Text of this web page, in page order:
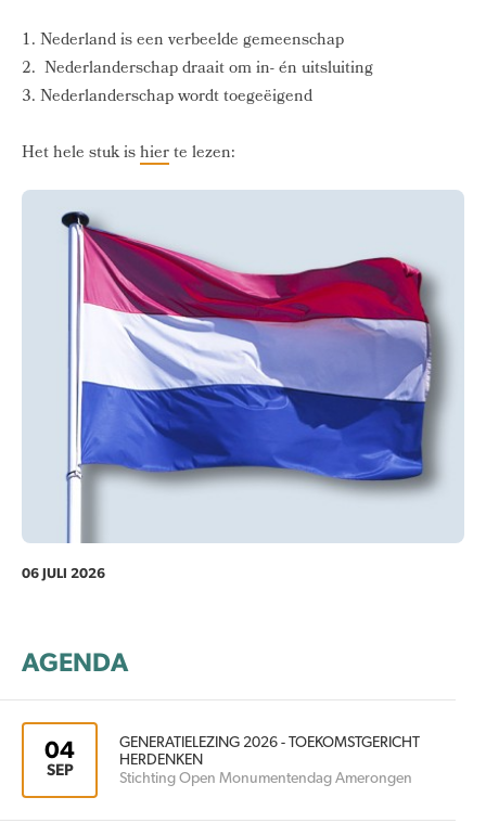
1. Nederland is een verbeelde gemeenschap
2. Nederlanderschap draait om in- én uitsluiting
3. Nederlanderschap wordt toegeëigend
Het hele stuk ishierte lezen:
06 JULI 2026
AGENDA
04
SEP
GENERATIELEZING 2026 - TOEKOMSTGERICHT
HERDENKEN
Stichting Open Monumentendag Amerongen